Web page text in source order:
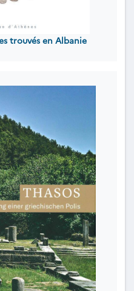
trouvés en Albanie